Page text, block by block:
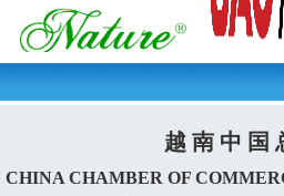
越 南 中 国
CHINA CHAMBER OF